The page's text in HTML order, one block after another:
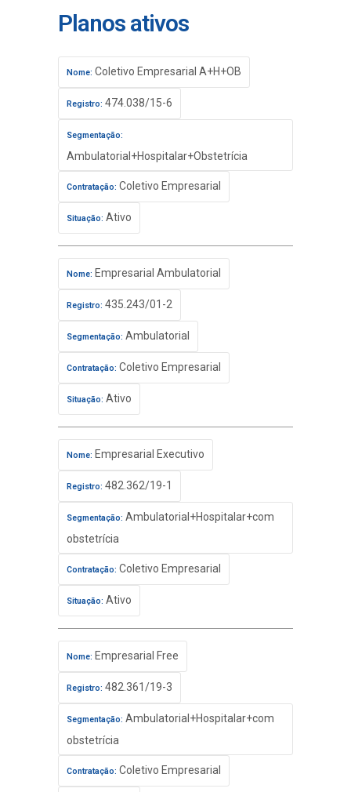
Planos ativos
Nome: Coletivo Empresarial A+H+OB
Registro: 474.038/15-6
Segmentação:
Ambulatorial+Hospitalar+Obstetrícia
Contratação: Coletivo Empresarial
Situação: Ativo
Nome: Empresarial Ambulatorial
Registro: 435.243/01-2
Segmentação: Ambulatorial
Contratação: Coletivo Empresarial
Situação: Ativo
Nome: Empresarial Executivo
Registro: 482.362/19-1
Segmentação: Ambulatorial+Hospitalar+com
obstetrícia
Contratação: Coletivo Empresarial
Situação: Ativo
Nome: Empresarial Free
Registro: 482.361/19-3
Segmentação: Ambulatorial+Hospitalar+com
obstetrícia
Contratação: Coletivo Empresarial